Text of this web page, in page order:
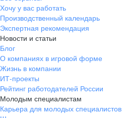
Хочу у вас работать
Производственный календарь
Экспертная рекомендация
Новости и статьи
Блог
О компаниях в игровой форме
Жизнь в компании
ИТ-проекты
Рейтинг работодателей России
Молодым специалистам
Карьера для молодых специалистов